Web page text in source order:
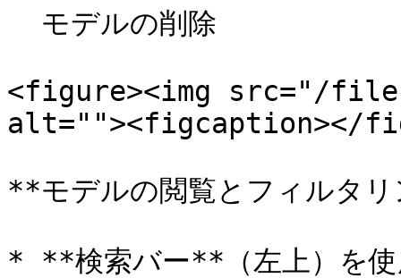
<figure><img src="/files/
alt=""><figcaption></
**モデルの閲覧とフィルタ
* **検索バー**（左上）を使